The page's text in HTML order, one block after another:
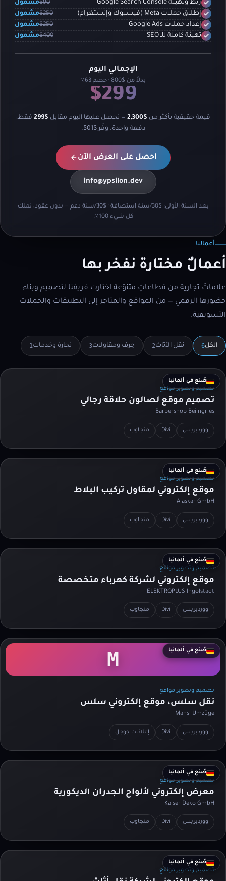
ربط وتهيئة Google Search Console $90مشمول
إطلاق حملات Meta (فيسبوك وإنستغرام)
$250مشمول
إعداد حملات Google Ads
$250مشمول
تهيئة كاملة للـ SEO
$400مشمول
الإجمالي اليوم
بدلاً من $800 · خصم 63٪
$299
قيمة حقيقية بأكثر من $2,300 — تحصل عليها اليوم مقابل $299
فقط،
دفعة واحدة. وفّر $501.
احصل على العرض الآن
info@ypsilon.dev
بعد السنة الأولى: $30/سنة استضافة · $30/سنة دعم — بدون عقود، تملك
كل شيء 100٪.
أعمالنا
أعمالٌ مختارة نفخر بها
علاماتٌ تجارية من قطاعاتٍ متنوّعة اختارت فريقنا لتصميم وبناء
حضورها الرقمي — من المواقع والمتاجر إلى التطبيقات والحملات
التسويقية.
الكل6 نقل الأثاث2 حِرف ومقاولات3 تجارة وخدمات 1
صُنع في ألمانيا
تصميم وتطوير مواقع
تصميم موقع لصالون حلاقة رجالي
Barbershop Beilngries
ووردبريس Divi متجاوب
صُنع في ألمانيا
تصميم وتطوير مواقع
موقع إلكتروني لمقاول تركيب البلاط
Alaskar GmbH
ووردبريس Divi متجاوب
صُنع في ألمانيا
تصميم وتطوير مواقع
موقع إلكتروني لشركة كهرباء متخصصة
ELEKTROPLUS Ingolstadt
ووردبريس Divi متجاوب
صُنع في ألمانيا M
تصميم وتطوير مواقع
نقل سلس، موقع إلكتروني سلس
Mansi Umzüge
ووردبريس Divi إعلانات جوجل
صُنع في ألمانيا
تصميم وتطوير مواقع
معرض إلكتروني لألواح الجدران الديكورية
Kaiser Deko GmbH
ووردبريس Divi متجاوب
صُنع في ألمانيا
تصميم وتطوير مواقع